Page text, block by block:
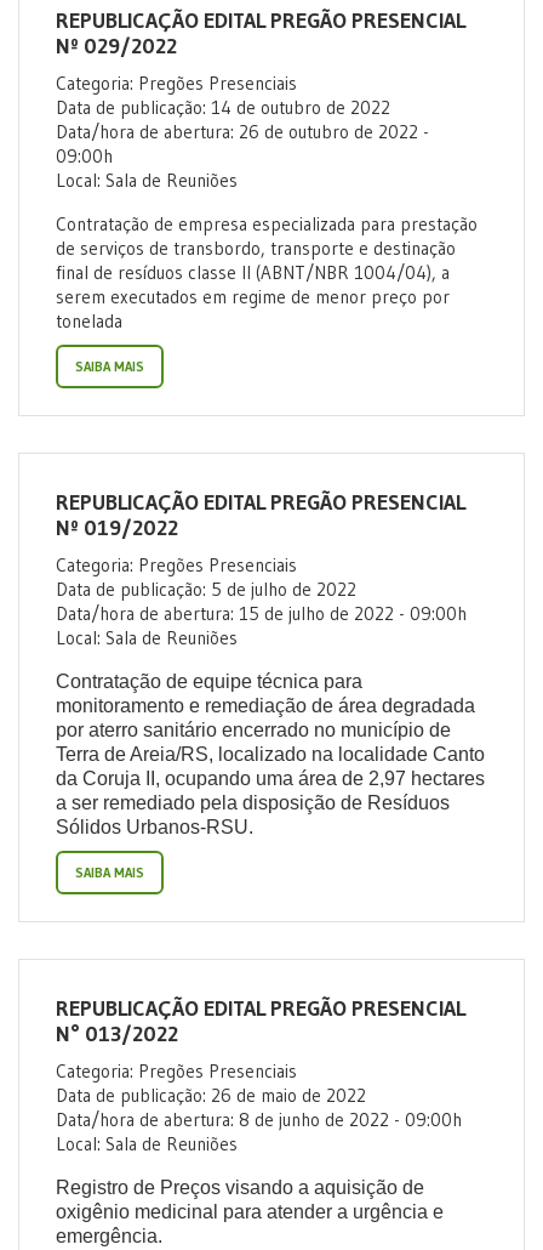
REPUBLICAÇÃO EDITAL PREGÃO PRESENCIAL
Nº 029/2022
Categoria: Pregões Presenciais
Data de publicação: 14 de outubro de 2022
Data/hora de abertura: 26 de outubro de 2022 -
09:00h
Local: Sala de Reuniões
Contratação de empresa especializada para prestação
de serviços de transbordo, transporte e destinação
final de resíduos classe II (ABNT/NBR 1004/04), a
serem executados em regime de menor preço por
tonelada
SAIBA MAIS
REPUBLICAÇÃO EDITAL PREGÃO PRESENCIAL
Nº 019/2022
Categoria: Pregões Presenciais
Data de publicação: 5 de julho de 2022
Data/hora de abertura: 15 de julho de 2022 - 09:00h
Local: Sala de Reuniões
Contratação de equipe técnica para
monitoramento e remediação de área degradada
por aterro sanitário encerrado no município de
Terra de Areia/RS, localizado na localidade Canto
da Coruja II, ocupando uma área de 2,97 hectares
a ser remediado pela disposição de Resíduos
Sólidos Urbanos-RSU.
SAIBA MAIS
REPUBLICAÇÃO EDITAL PREGÃO PRESENCIAL
N° 013/2022
Categoria: Pregões Presenciais
Data de publicação: 26 de maio de 2022
Data/hora de abertura: 8 de junho de 2022 - 09:00h
Local: Sala de Reuniões
Registro de Preços visando a aquisição de
oxigênio medicinal para atender a urgência e
emergência.